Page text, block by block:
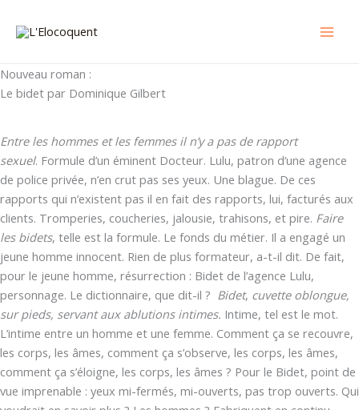
Nouveau roman :
Le bidet par Dominique Gilbert
Entre les hommes et les femmes il n’y a pas de rapport
sexuel. Formule d’un éminent Docteur. Lulu, patron d’une agence
de police privée, n’en crut pas ses yeux. Une blague. De ces
rapports qui n’existent pas il en fait des rapports, lui, facturés aux
clients. Tromperies, coucheries, jalousie, trahisons, et pire. Faire
les bidets, telle est la formule. Le fonds du métier. Il a engagé un
jeune homme innocent. Rien de plus formateur, a-t-il dit. De fait,
pour le jeune homme, résurrection : Bidet de l’agence Lulu,
personnage. Le dictionnaire, que dit-il ? Bidet, cuvette oblongue,
sur pieds, servant aux ablutions intimes. Intime, tel est le mot.
L’intime entre un homme et une femme. Comment ça se recouvre,
les corps, les âmes, comment ça s’observe, les corps, les âmes,
comment ça s’éloigne, les corps, les âmes ? Pour le Bidet, point de
vue imprenable : yeux mi-fermés, mi-ouverts, pas trop ouverts. Qui